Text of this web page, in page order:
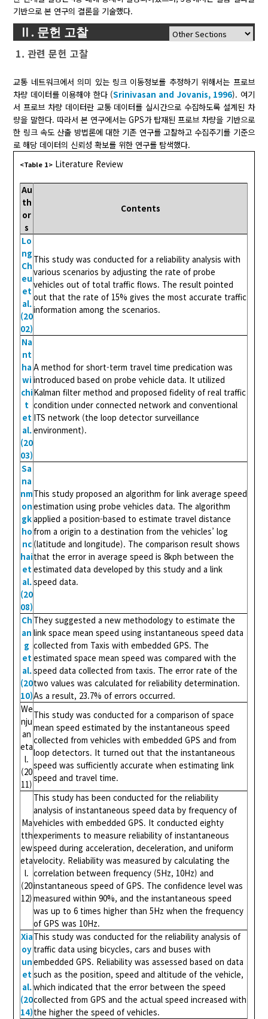
기반으로 본 연구의 결론을 기술했다.
Ⅱ. 문헌 고찰
1. 관련 문헌 고찰
교통 네트워크에서 의미 있는 링크 이동정보를 추정하기 위해서는 프로브
차량 데이터를 이용해야 한다 (Srinivasan and Jovanis, 1996). 여기
서 프로브 차량 데이터란 교통 데이터를 실시간으로 수집하도록 설계된 차
량을 말한다. 따라서 본 연구에서는 GPS가 탑재된 프로브 차량을 기반으로
한 링크 속도 산출 방법론에 대한 기존 연구를 고찰하고 수집주기를 기준으
로 해당 데이터의 신뢰성 확보를 위한 연구를 탐색했다.
<Table 1> Literature Review
Au
th
or
s
Contents
Lo
ng
Ch
eu
et
al.
(20
02)
This study was conducted for a reliability analysis with
various scenarios by adjusting the rate of probe
vehicles out of total traffic flows. The result pointed
out that the rate of 15% gives the most accurate traffic
information among the scenarios.
Na
nt
ha
wi
chi
t
et
al.
(20
03)
A method for short-term travel time predication was
introduced based on probe vehicle data. It utilized
Kalman filter method and proposed fidelity of real traffic
condition under connected network and conventional
ITS network (the loop detector surveillance
environment).
Sa
na
nm
on
gk
ho
nc
hai
et
al.
(20
08)
This study proposed an algorithm for link average speed
estimation using probe vehicles data. The algorithm
applied a position-based to estimate travel distance
from a origin to a destination from the vehicles’ log
(latitude and longitude). The comparison result shows
that the error in average speed is 8kph between the
estimated data developed by this study and a link
speed data.
Ch
an
g
et
al.
(20
10)
They suggested a new methodology to estimate the
link space mean speed using instantaneous speed data
collected from Taxis with embedded GPS. The
estimated space mean speed was compared with the
speed data collected from taxis. The error rate of the
two values was calculated for reliability determination.
As a result, 23.7% of errors occurred.
We
nju
an
eta
l.
(20
11)
This study was conducted for a comparison of space
mean speed estimated by the instantaneous speed
collected from vehicles with embedded GPS and from
loop detectors. It turned out that the instantaneous
speed was sufficiently accurate when estimating link
speed and travel time.
Ma
tth
ew
eta
l.
(20
12)
This study has been conducted for the reliability
analysis of instantaneous speed data by frequency of
vehicles with embedded GPS. It conducted eighty
experiments to measure reliability of instantaneous
speed during acceleration, deceleration, and uniform
velocity. Reliability was measured by calculating the
correlation between frequency (5Hz, 10Hz) and
instantaneous speed of GPS. The confidence level was
measured within 90%, and the instantaneous speed
was up to 6 times higher than 5Hz when the frequency
of GPS was 10Hz.
Xia
oy
un
et
al.
(20
14)
This study was conducted for the reliability analysis of
traffic data using bicycles, cars and buses with
embedded GPS. Reliability was assessed based on data
such as the position, speed and altitude of the vehicle,
which indicated that the error between the speed
collected from GPS and the actual speed increased with
the higher the speed of vehicles.